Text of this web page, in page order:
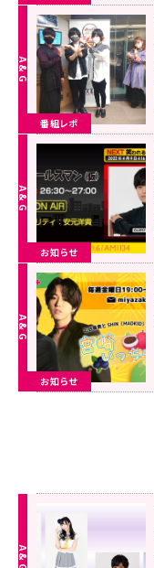
番組レポ
お知らせ
お知らせ